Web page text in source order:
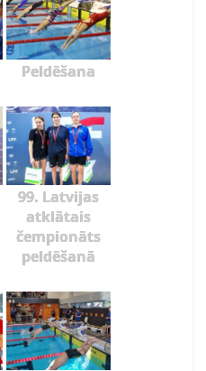
Peldēšana
99. Latvijas
atklātais
čempionāts
peldēšanā